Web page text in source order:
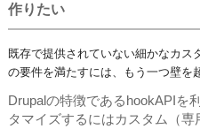
作りたい
既存で提供されていない細かなカス
の要件を満たすには、もう一つ壁を
Drupalの特徴であるhookAPIを
タマイズするにはカスタム（